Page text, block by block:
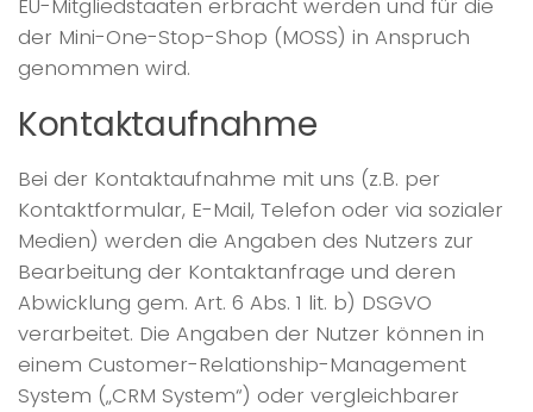
EU-Mitgliedstaaten erbracht werden und für die
der Mini-One-Stop-Shop (MOSS) in Anspruch
genommen wird.
Kontaktaufnahme
Bei der Kontaktaufnahme mit uns (z.B. per
Kontaktformular, E-Mail, Telefon oder via sozialer
Medien) werden die Angaben des Nutzers zur
Bearbeitung der Kontaktanfrage und deren
Abwicklung gem. Art. 6 Abs. 1 lit. b) DSGVO
verarbeitet. Die Angaben der Nutzer können in
einem Customer-Relationship-Management
System („CRM System“) oder vergleichbarer